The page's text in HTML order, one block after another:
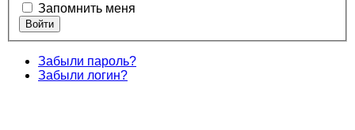
Запомнить меня
Забыли пароль?
Забыли логин?